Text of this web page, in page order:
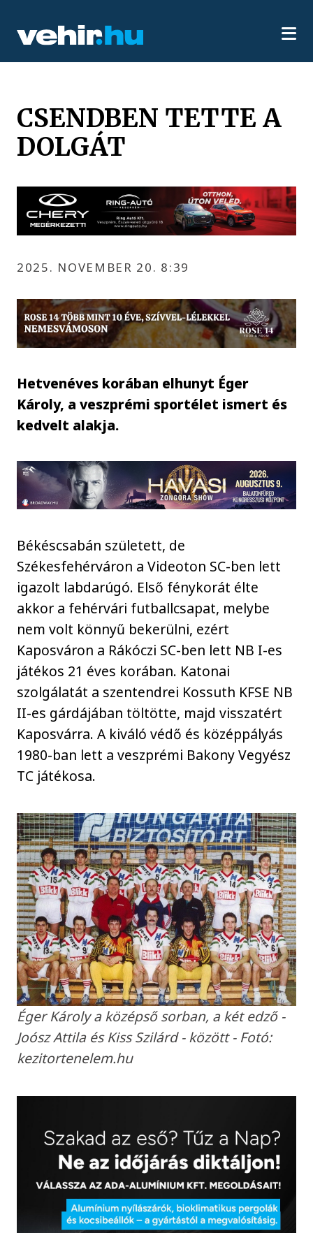
CSENDBEN TETTE A
DOLGÁT
2025. NOVEMBER 20. 8:39
Hetvenéves korában elhunyt Éger
Károly, a veszprémi sportélet ismert és
kedvelt alakja.
Békéscsabán született, de
Székesfehérváron a Videoton SC-ben lett
igazolt labdarúgó. Első fénykorát élte
akkor a fehérvári futballcsapat, melybe
nem volt könnyű bekerülni, ezért
Kaposváron a Rákóczi SC-ben lett NB I-es
játékos 21 éves korában. Katonai
szolgálatát a szentendrei Kossuth KFSE NB
II-es gárdájában töltötte, majd visszatért
Kaposvárra. A kiváló védő és középpályás
1980-ban lett a veszprémi Bakony Vegyész
TC játékosa.
Éger Károly a középső sorban, a két edző -
Joósz Attila és Kiss Szilárd - között - Fotó:
kezitortenelem.hu